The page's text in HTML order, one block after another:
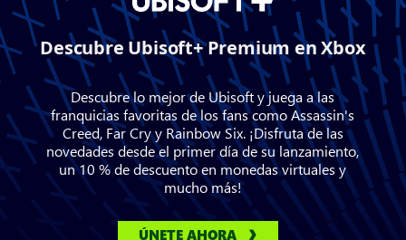
Descubre Ubisoft+ Premium en Xbox
Descubre lo mejor de Ubisoft y juega a las
franquicias favoritas de los fans como Assassin's
Creed, Far Cry y Rainbow Six. ¡Disfruta de las
novedades desde el primer día de su lanzamiento,
un 10 % de descuento en monedas virtuales y
mucho más!
ÚNETE AHORA